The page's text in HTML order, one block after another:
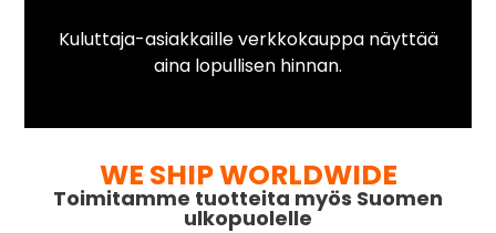
Kuluttaja-asiakkaille verkkokauppa näyttää
aina lopullisen hinnan.
WE SHIP WORLDWIDE
Toimitamme tuotteita myös Suomen
ulkopuolelle